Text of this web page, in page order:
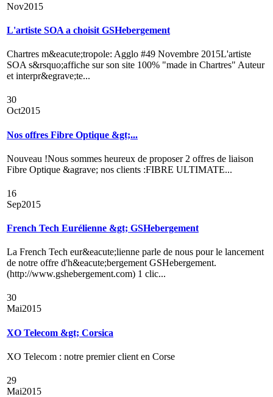
Nov2015
L'artiste SOA a choisit GSHebergement
Chartres m&eacute;tropole: Agglo #49 Novembre 2015L'artiste
SOA s&rsquo;affiche sur son site 100% "made in Chartres" Auteur
et interpr&egrave;te...
30
Oct2015
Nos offres Fibre Optique &gt;...
Nouveau !Nous sommes heureux de proposer 2 offres de liaison
Fibre Optique &agrave; nos clients :FIBRE ULTIMATE...
16
Sep2015
French Tech Eurélienne &gt; GSHebergement
La French Tech eur&eacute;lienne parle de nous pour le lancement
de notre offre d'h&eacute;bergement GSHebergement.
(http://www.gshebergement.com) 1 clic...
30
Mai2015
XO Telecom &gt; Corsica
XO Telecom : notre premier client en Corse
29
Mai2015